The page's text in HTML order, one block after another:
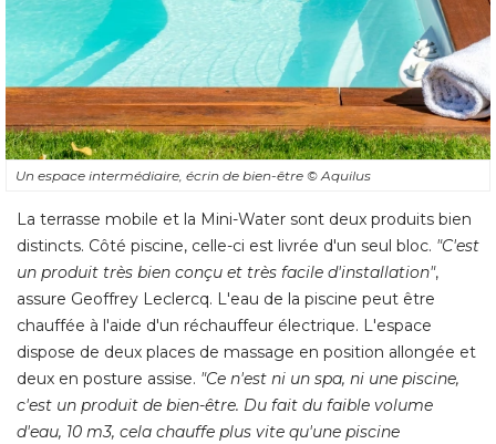
Un espace intermédiaire, écrin de bien-être © Aquilus
La terrasse mobile et la Mini-Water sont deux produits bien
distincts. Côté piscine, celle-ci est livrée d'un seul bloc. "C'est
un produit très bien conçu et très facile d'installation",
assure Geoffrey Leclercq. L'eau de la piscine peut être
chauffée à l'aide d'un réchauffeur électrique. L'espace
dispose de deux places de massage en position allongée et
deux en posture assise. "Ce n'est ni un spa, ni une piscine,
c'est un produit de bien-être. Du fait du faible volume
d'eau, 10 m3, cela chauffe plus vite qu'une piscine